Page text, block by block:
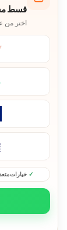
قسط
اختر من
خيارات